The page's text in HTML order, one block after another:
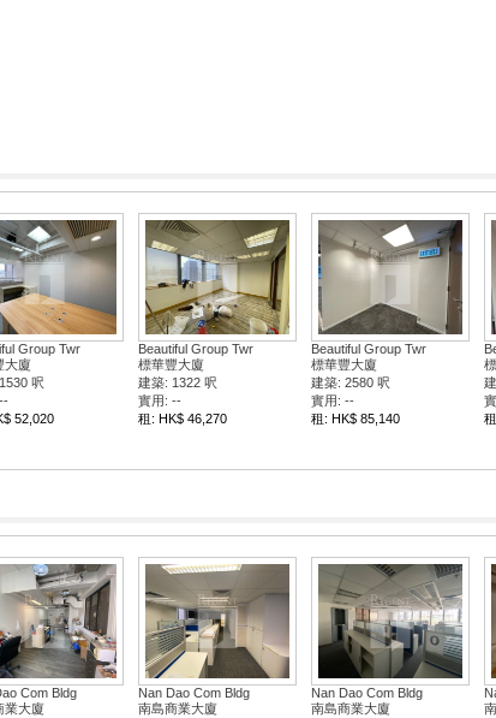
Group Twr
大廈
呎
52,020
Beautiful Group Twr
標華豐大廈
建築: 1322 呎
實用: --
租: HK$ 46,270
Beautiful Group Twr
標華豐大廈
建築: 2580 呎
實用: --
租: HK$ 85,140
Com Bldg
業大廈
Nan Dao Com Bldg
南島商業大廈
Nan Dao Com Bldg
南島商業大廈